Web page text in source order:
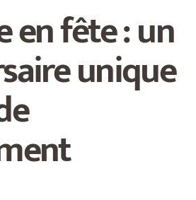
en fête : un
unique